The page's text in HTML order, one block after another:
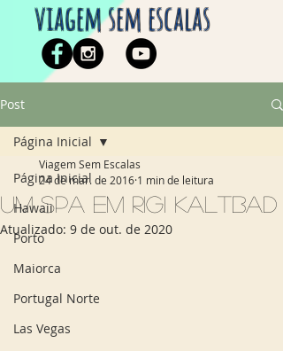
viagem sem escalas
Post
Página Inicial
Hawaii
Porto
Maiorca
Portugal Norte
Las Vegas
Página Inicial
Um Spa em Rigi Kaltbad
Viagem Sem Escalas
24 de mar. de 2016 1 min de leitura
Atualizado: 9 de out. de 2020